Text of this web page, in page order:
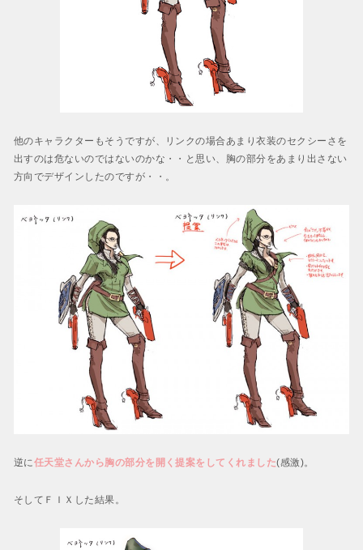
他のキャラクターもそうですが、リンクの場合あまり衣装のセクシーさを
出すのは危ないのではないのかな・・と思い、胸の部分をあまり出さない
方向でデザインしたのですが・・。
逆に任天堂さんから胸の部分を開く提案をしてくれました(感激)。
そしてＦＩＸした結果。